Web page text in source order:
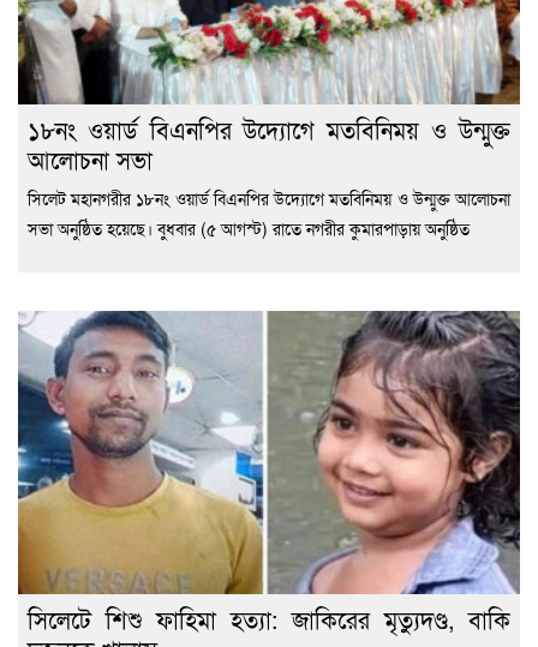
১৮নং ওয়ার্ড বিএনপির উদ্যোগে মতবিনিময় ও উন্মুক্ত
আলোচনা সভা
সিলেট মহানগরীর ১৮নং ওয়ার্ড বিএনপির উদ্যোগে মতবিনিময় ও উন্মুক্ত আলোচনা
সভা অনুষ্ঠিত হয়েছে। বুধবার (৫ আগস্ট) রাতে নগরীর কুমারপাড়ায় অনুষ্ঠিত
সিলেটে শিশু ফাহিমা হত্যা: জাকিরের মৃত্যুদণ্ড, বাকি